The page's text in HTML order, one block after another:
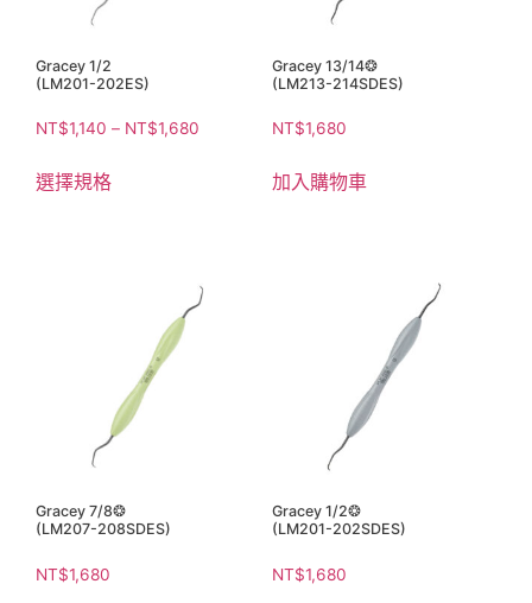
Gracey 1/2
(LM201-202ES)
NT$1,140 – NT$1,680
選擇規格
Gracey 13/14❂
(LM213-214SDES)
NT$1,680
加入購物車
Gracey 7/8❂
(LM207-208SDES)
NT$1,680
Gracey 1/2❂
(LM201-202SDES)
NT$1,680